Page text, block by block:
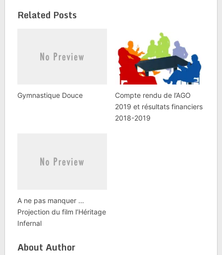
Related Posts
Gymnastique Douce
Compte rendu de l’AGO
2019 et résultats financiers
2018-2019
A ne pas manquer …
Projection du film l’Héritage
Infernal
About Author